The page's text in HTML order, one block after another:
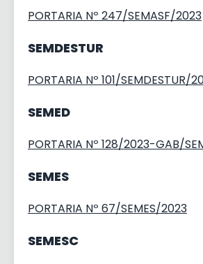
PORTARIA Nº 247/SEMASF/2023
SEMDESTUR
PORTARIA Nº 101/SEMDESTUR/
SEMED
PORTARIA Nº 128/2023-GAB/
SEMES
PORTARIA Nº 67/SEMES/2023
SEMESC